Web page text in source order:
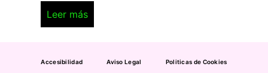
Leer más
Accesibilidad Aviso Legal Politicas de Cookies